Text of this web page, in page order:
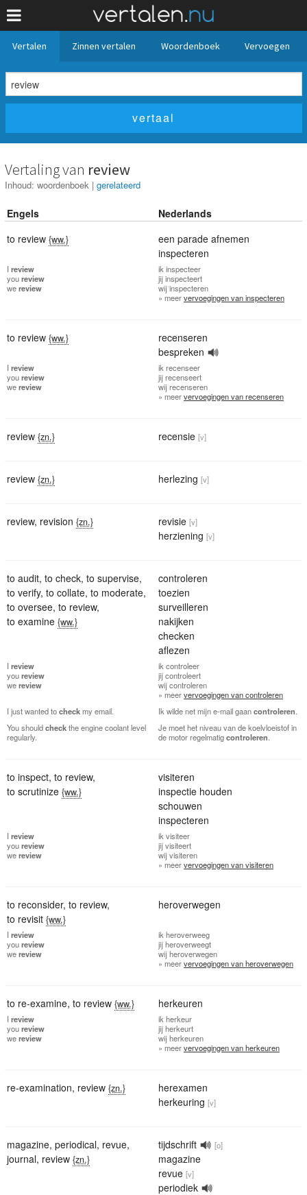
Vertalen Zinnen vertalen Woordenboek Vervoegen
Vertaling van review
Inhoud: woordenboek | gerelateerd
Engels
Nederlands
to review {ww.}
een parade afnemen
inspecteren
I review
youreview
wereview
ik inspecteer
jijinspecteert
wijinspecteren
» meervervoegingen van inspecteren
to review {ww.}
recenseren
bespreken
I review
youreview
wereview
ik recenseer
jijrecenseert
wijrecenseren
» meervervoegingen van recenseren
review {zn.} recensie [v]
review {zn.} herlezing [v]
review, revision {zn.} revisie [v]
herziening [v]
to audit, to check, to supervise,
to verify, to collate, to moderate,
to oversee, to review,
to examine {ww.}
controleren
toezien
surveilleren
nakijken
checken
aflezen
I review
youreview
wereview
ik controleer
jijcontroleert
wijcontroleren
» meervervoegingen van controleren
I just wanted tocheckmy email. Ik wilde net mijn e-mail gaancontroleren
You shouldcheckthe engine coolant level
regularly.
Je moet het niveau van de koelvloeistof in
de motor regelmatigcontroleren
to inspect, to review,
to scrutinize {ww.}
visiteren
inspectie houden
schouwen
inspecteren
I review
youreview
wereview
ik visiteer
jijvisiteert
wijvisiteren
» meervervoegingen van visiteren
to reconsider, to review,
to revisit {ww.}
heroverwegen
I review
youreview
wereview
ik heroverweeg
jijheroverweegt
wijheroverwegen
» meervervoegingen van heroverwegen
to re-examine, to review {ww.} herkeuren
I review
youreview
wereview
ik herkeur
jijherkeurt
wijherkeuren
» meervervoegingen van herkeuren
re-examination, review {zn.}
herexamen
herkeuring [v]
magazine, periodical, revue,
journal, review {zn.}
tijdschrift [o]
magazine
revue [v]
periodiek